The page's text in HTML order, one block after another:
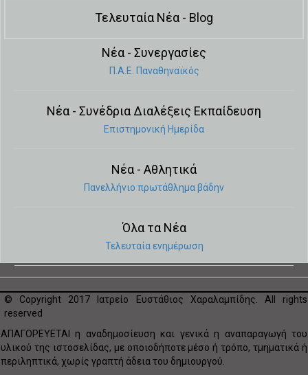
Τελευταία Νέα - Blog
Νέα - Συνεργασίες
Π.Α.Ε. Παναθηναϊκός
Νέα - Συνέδρια Διαλέξεις Εκπαίδευση
Eπιστημονική Hμερίδα
Νέα - Aθλητικά
Πανελλήνιο πρωτάθλημα βάδην
Όλα τα Νέα
Τελευταία ενημέρωση
© Copyright 2017 Ιατρείο Ευστάθιος Χαραλαμπίδης. All rights
reserved
ΑΠΑΓΟΡΕΥΕΤΑΙ η αναδημοσίευση και γενικά η αναπαραγωγή του
υλικού της ιστοσελίδας, με οποιοδήποτε μέσο ή τρόπο, τμηματικά ή
περιληπτικά, χωρίς γραπτή άδεια του δημιουργού.